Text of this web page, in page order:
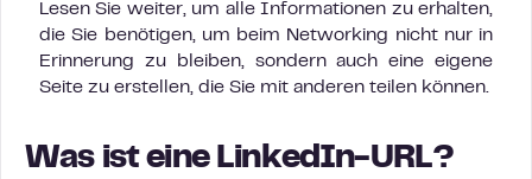
Lesen Sie weiter, um alle Informationen zu erhalten,
die Sie benötigen, um beim Networking nicht nur in
Erinnerung zu bleiben, sondern auch eine eigene
Seite zu erstellen, die Sie mit anderen teilen können.
Was ist eine LinkedIn-URL?